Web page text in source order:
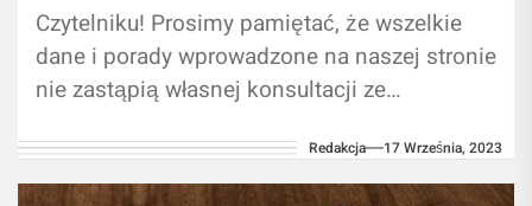
Czytelniku! Prosimy pamiętać, że wszelkie
dane i porady wprowadzone na naszej stronie
nie zastąpią własnej konsultacji ze
informacji umieszczonych na naszym blogu...
Redakcja 17 Września, 2023